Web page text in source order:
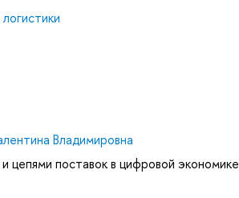
Владимировна
цепями поставок в цифровой экономике